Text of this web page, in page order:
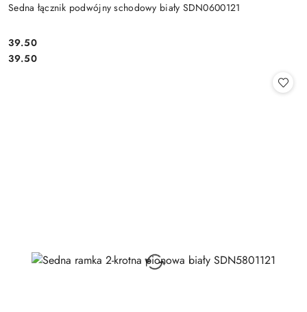
Sedna łącznik podwójny schodowy biały SDN0600121
Cena:
39.50
Cena:
39.50